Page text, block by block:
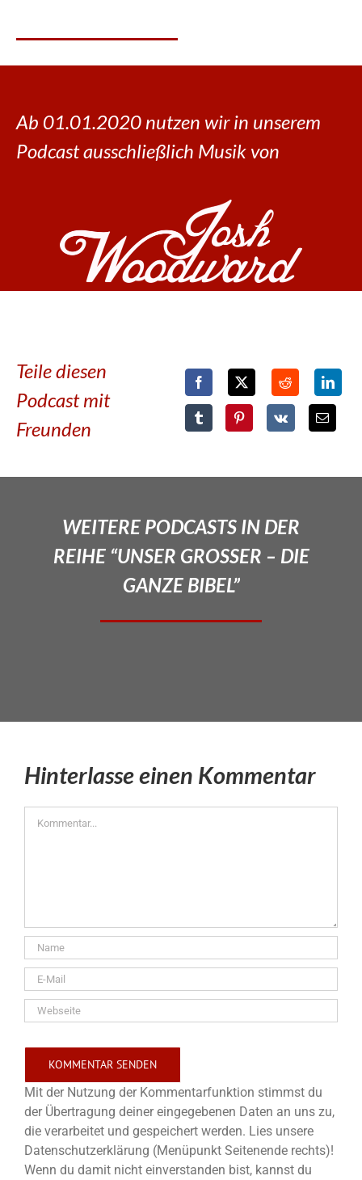
Ab 01.01.2020 nutzen wir in unserem
Podcast ausschließlich Musik von
Teile diesen
Podcast mit
Freunden
WEITERE PODCASTS IN DER
REIHE “UNSER GROSSER – DIE
GANZE BIBEL”
Hinterlasse einen Kommentar
Mit der Nutzung der Kommentarfunktion stimmst du
der Übertragung deiner eingegebenen Daten an uns zu,
die verarbeitet und gespeichert werden. Lies unsere
Datenschutzerklärung (Menüpunkt Seitenende rechts)!
Wenn du damit nicht einverstanden bist, kannst du